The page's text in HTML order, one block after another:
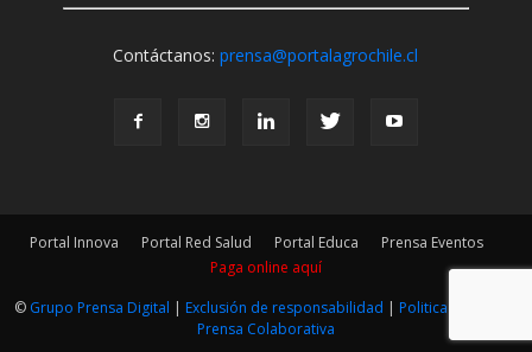
Contáctanos:prensa@portalagrochile.cl
Portal Innova Portal Red Salud Portal Educa
Prensa Eventos
Paga online aquí
© Grupo Prensa Digital | Exclusión de responsabilidad | Politica Editorial
Prensa Colaborativa